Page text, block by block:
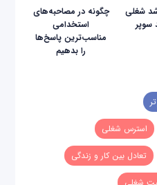
شغلی
سوپر
چگونه در مصاحبه‌های
استخدامی
مناسب‌ترین پاسخ‌ها
را بدهیم
استرس شغلی
تعادل بین کار و زندگی